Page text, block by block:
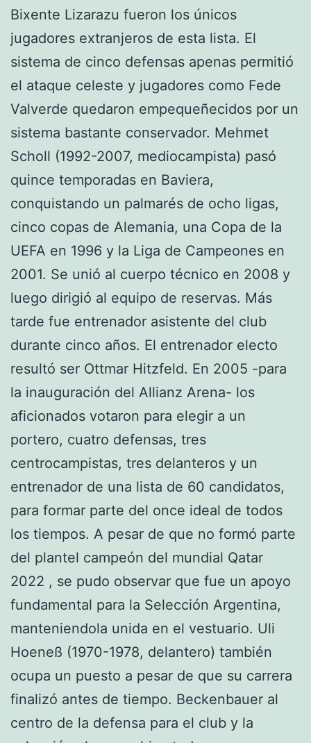
Bixente Lizarazu fueron los únicos
jugadores extranjeros de esta lista. El
sistema de cinco defensas apenas permitió
el ataque celeste y jugadores como Fede
Valverde quedaron empequeñecidos por un
sistema bastante conservador. Mehmet
Scholl (1992-2007, mediocampista) pasó
quince temporadas en Baviera,
conquistando un palmarés de ocho ligas,
cinco copas de Alemania, una Copa de la
UEFA en 1996 y la Liga de Campeones en
2001. Se unió al cuerpo técnico en 2008 y
luego dirigió al equipo de reservas. Más
tarde fue entrenador asistente del club
durante cinco años. El entrenador electo
resultó ser Ottmar Hitzfeld. En 2005 -para
la inauguración del Allianz Arena- los
aficionados votaron para elegir a un
portero, cuatro defensas, tres
centrocampistas, tres delanteros y un
entrenador de una lista de 60 candidatos,
para formar parte del once ideal de todos
los tiempos. A pesar de que no formó parte
del plantel campeón del mundial Qatar
2022 , se pudo observar que fue un apoyo
fundamental para la Selección Argentina,
manteniendola unida en el vestuario. Uli
Hoeneß (1970-1978, delantero) también
ocupa un puesto a pesar de que su carrera
finalizó antes de tiempo. Beckenbauer al
centro de la defensa para el club y la